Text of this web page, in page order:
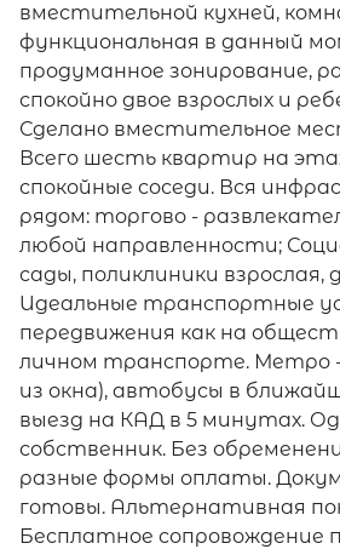
вместительной кухней,
функциональная в данный
продуманное зонирование,
спокойно двое взрослых и
Сделано вместительное
Всего шесть квартир на
спокойные соседи. Вся
рядом: торгово -
любой направленности;
сады, поликлиники взрослая,
Идеальные транспортные
передвижения как на
личном транспорте. Метро
из окна), автобусы в
выезд на КАД в 5 минутах.
собственник. Без
разные формы оплаты.
готовы. Альтернативная
Бесплатное сопровождение